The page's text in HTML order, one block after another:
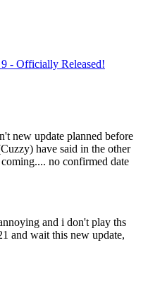
- Officially Released!
new update planned before
have said in the other
no confirmed date
and i don't play ths
and wait this new update,